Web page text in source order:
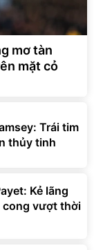
mơ tàn
mặt cỏ
Trái tim
thủy tinh
Kẻ lãng
cong vượt thời